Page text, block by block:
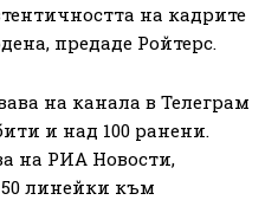
на кадрите
предаде Ройтерс.
на канала в Телеграм
и над 100 ранени.
на РИА Новости,
линейки към